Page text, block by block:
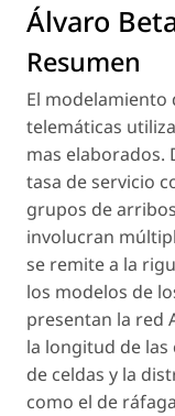
Álvaro
Resumen
El modelamiento
telemáticas
mas elaborados.
tasa de servicio
grupos de
involucran
se remite a la
los modelos de
presentan la red
la longitud de
de celdas y la
como el de